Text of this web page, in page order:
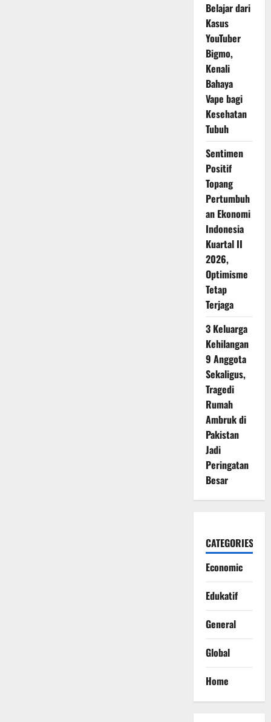
Belajar dari
Kasus
YouTuber
Bigmo,
Kenali
Bahaya
Vape bagi
Kesehatan
Tubuh
Sentimen
Positif
Topang
Pertumbuh
an Ekonomi
Indonesia
Kuartal II
2026,
Optimisme
Tetap
Terjaga
3 Keluarga
Kehilangan
9 Anggota
Sekaligus,
Tragedi
Rumah
Ambruk di
Pakistan
Jadi
Peringatan
Besar
CATEGORIES
Economic
Edukatif
General
Global
Home